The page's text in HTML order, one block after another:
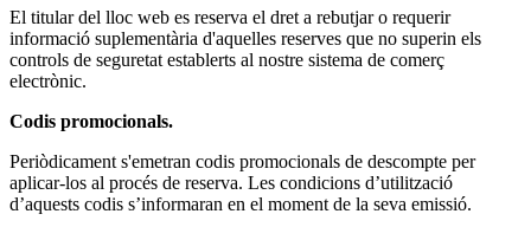
El titular del lloc web es reserva el dret a rebutjar o requerir
informació suplementària d'aquelles reserves que no superin els
controls de seguretat establerts al nostre sistema de comerç
electrònic.
Codis promocionals.
Periòdicament s'emetran codis promocionals de descompte per
aplicar-los al procés de reserva. Les condicions d’utilització
d’aquests codis s’informaran en el moment de la seva emissió.